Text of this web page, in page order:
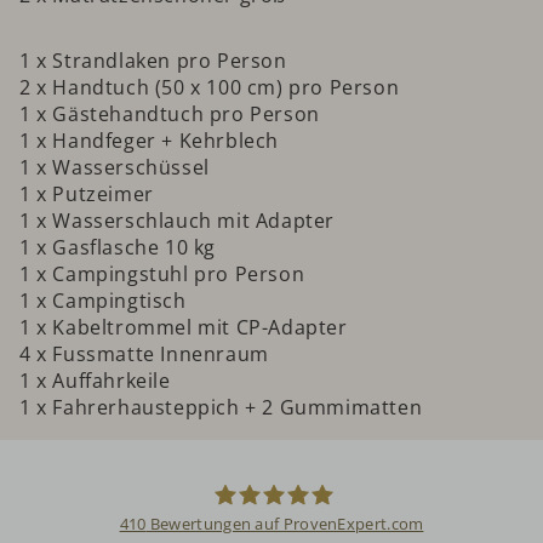
1 x Strandlaken pro Person
2 x Handtuch (50 x 100 cm) pro Person
1 x Gästehandtuch pro Person
1 x Handfeger + Kehrblech
1 x Wasserschüssel
1 x Putzeimer
1 x Wasserschlauch mit Adapter
1 x Gasflasche 10 kg
1 x Campingstuhl pro Person
1 x Campingtisch
1 x Kabeltrommel mit CP-Adapter
4 x Fussmatte Innenraum
1 x Auffahrkeile
1 x Fahrerhausteppich + 2 Gummimatten
410 Bewertungen auf ProvenExpert.com